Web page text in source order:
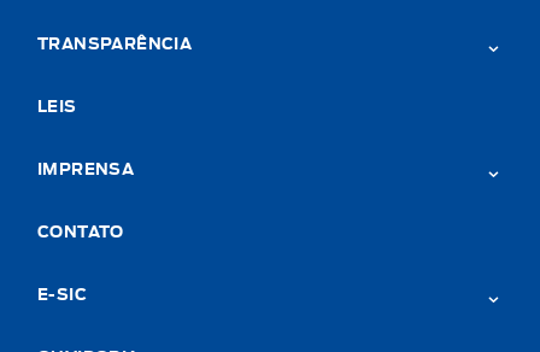
TRANSPARÊNCIA
LEIS
IMPRENSA
CONTATO
E-SIC